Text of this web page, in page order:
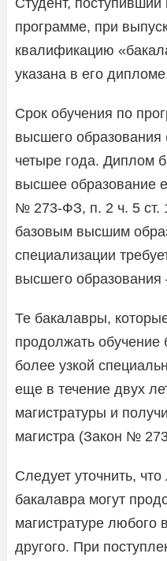
программе, при
квалификацию
указана в его
Срок обучения по
высшего образования
четыре года. Диплом
высшее образование
№ 273-ФЗ, п. 2 ч. 5 ст.
базовым высшим
специализации
высшего образования
Те бакалавры,
продолжать обучение
более узкой
еще в течение двух
магистратуры и
магистра (Закон №
Следует уточнить,
бакалавра могут
магистратуре любого
другого. При